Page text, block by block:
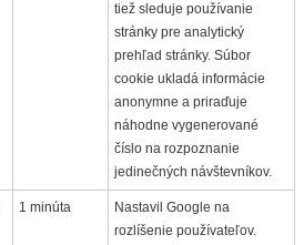
tiež sleduje používanie
stránky pre analytický
prehľad stránky. Súbor
cookie ukladá informácie
anonymne a priraďuje
náhodne vygenerované
číslo na rozpoznanie
jedinečných návštevníkov.
1 minúta
Nastavil Google na
rozlíšenie používateľov.